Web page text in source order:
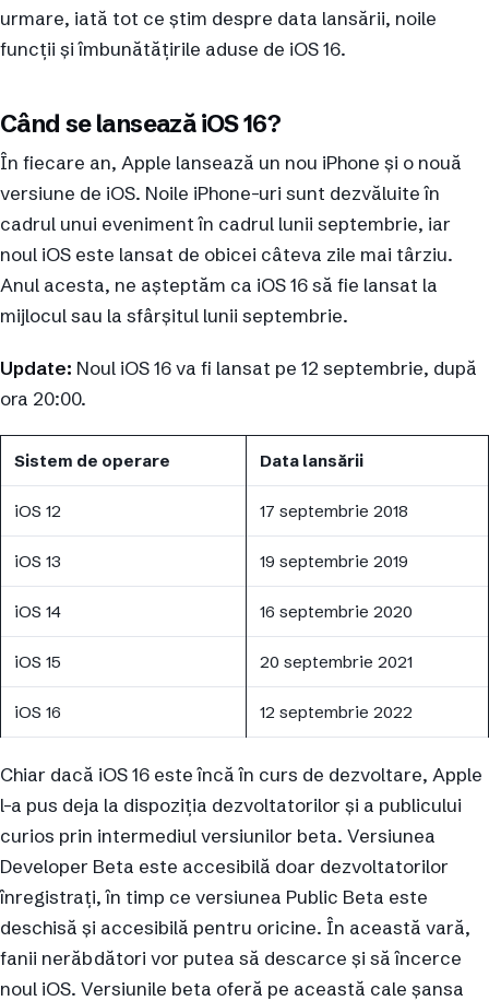
urmare, iată tot ce știm despre data lansării, noile
funcții și îmbunătățirile aduse de iOS 16.
Când se lansează iOS 16?
În fiecare an, Apple lansează un nou iPhone și o nouă
versiune de iOS. Noile iPhone-uri sunt dezvăluite în
cadrul unui eveniment în cadrul lunii septembrie, iar
noul iOS este lansat de obicei câteva zile mai târziu.
Anul acesta, ne așteptăm ca iOS 16 să fie lansat la
mijlocul sau la sfârșitul lunii septembrie.
Update: Noul iOS 16 va fi lansat pe 12 septembrie, după
ora 20:00.
Sistem de operare Data lansării
iOS 12 17 septembrie 2018
iOS 13 19 septembrie 2019
iOS 14 16 septembrie 2020
iOS 15 20 septembrie 2021
iOS 16 12 septembrie 2022
Chiar dacă iOS 16 este încă în curs de dezvoltare, Apple
l-a pus deja la dispoziția dezvoltatorilor și a publicului
curios prin intermediul versiunilor beta. Versiunea
Developer Beta este accesibilă doar dezvoltatorilor
înregistrați, în timp ce versiunea Public Beta este
deschisă și accesibilă pentru oricine. În această vară,
fanii nerăbdători vor putea să descarce și să încerce
noul iOS. Versiunile beta oferă pe această cale șansa